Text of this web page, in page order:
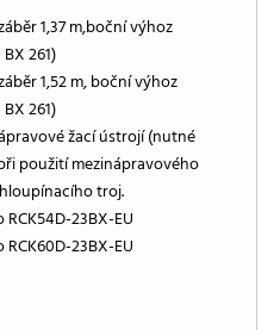
1,37 m,boční výhoz
261)
1,52 m, boční výhoz
261)
žací ústrojí (nutné
použití mezinápravového
troj.
23BX-EU
23BX-EU